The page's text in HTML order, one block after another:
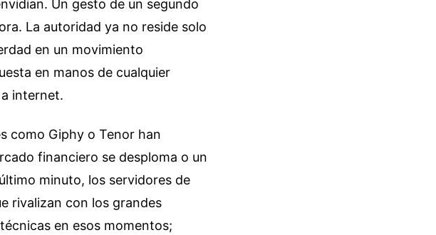
Un gesto de un segundo
La autoridad ya no reside solo
en un movimiento
en manos de cualquier
internet.
como Giphy o Tenor han
financiero se desploma o un
minuto, los servidores de
rivalizan con los grandes
en esos momentos;